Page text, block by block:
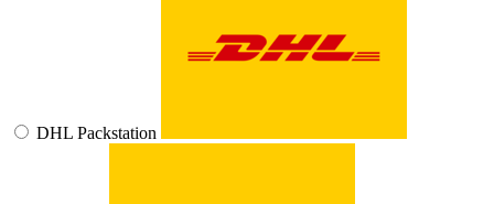
DHL Packstation